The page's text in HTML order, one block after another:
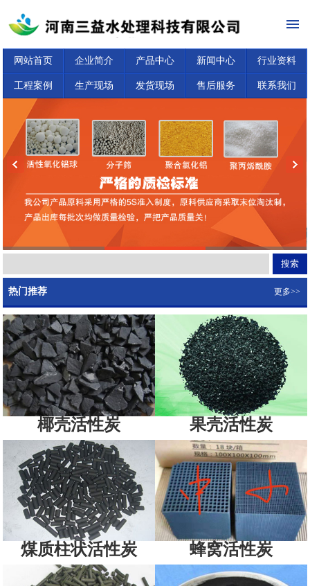
网站首页 企业简介 产品中心 新闻中心 行业资料
工程案例 生产现场 发货现场 售后服务 联系我们
热门推荐 更多>>
椰壳活性炭 果壳活性炭
煤质柱状活性炭 蜂窝活性炭